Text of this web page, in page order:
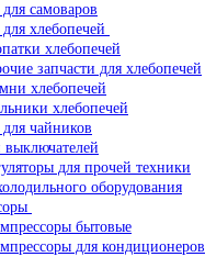
самоваров
хлебопечей
хлебопечей
запчасти для хлебопечей
хлебопечей
хлебопечей
для чайников
для прочей техники
оборудования
бытовые
для кондиционеров